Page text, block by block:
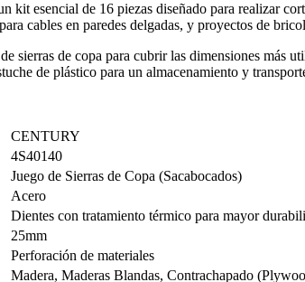
esencial de 16 piezas diseñado para realizar
cables en paredes delgadas, y proyectos de
sierras de copa para cubrir las dimensiones más
de plástico para un almacenamiento y
CENTURY
4S40140
Juego de Sierras de Copa (Sacabocados)
Acero
Dientes con tratamiento térmico para mayor
25mm
Perforación de materiales
Madera, Maderas Blandas, Contrachapado